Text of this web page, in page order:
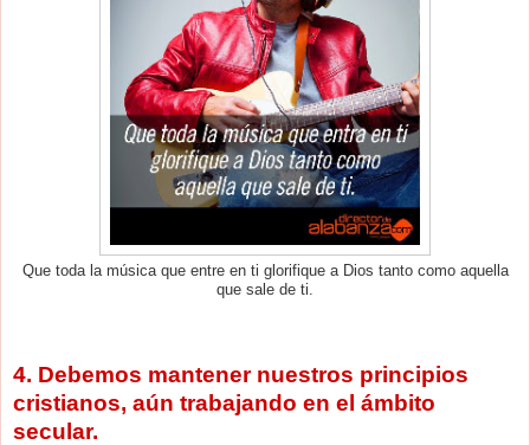
Que toda la música que entre en ti glorifique a Dios tanto como aquella
que sale de ti.
4. Debemos mantener nuestros principios
cristianos, aún trabajando en el ámbito
secular.